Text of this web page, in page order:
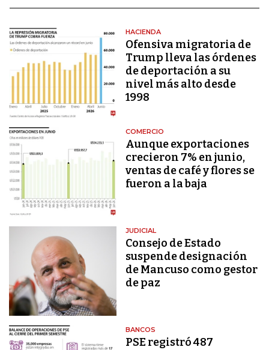
HACIENDA
Ofensiva migratoria de
Trump lleva las órdenes
de deportación a su
nivel más alto desde
1998
COMERCIO
Aunque exportaciones
crecieron 7% en junio,
ventas de café y flores se
fueron a la baja
JUDICIAL
Consejo de Estado
suspende designación
de Mancuso como gestor
de paz
BANCOS
PSE registró 487